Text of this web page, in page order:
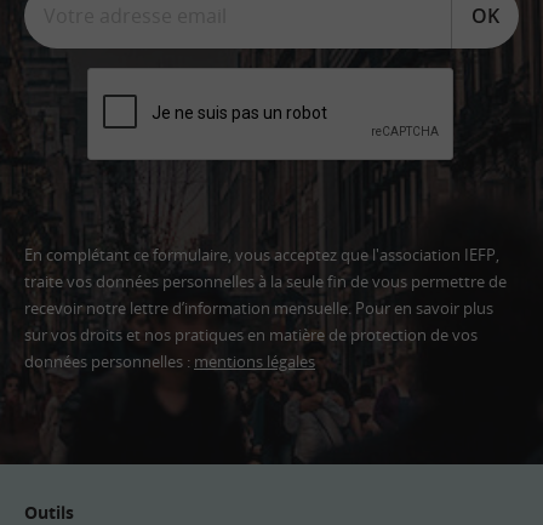
OK
En complétant ce formulaire, vous acceptez que l'association IEFP,
traite vos données personnelles à la seule fin de vous permettre de
recevoir notre lettre d’information mensuelle. Pour en savoir plus
sur vos droits et nos pratiques en matière de protection de vos
données personnelles : mentions légales
Adresse
Outils